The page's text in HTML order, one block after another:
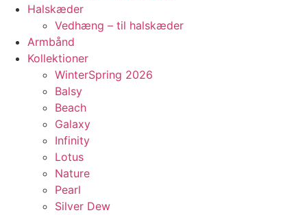
Halskæder
Vedhæng – til halskæder
Armbånd
Kollektioner
WinterSpring 2026
Balsy
Beach
Galaxy
Infinity
Lotus
Nature
Pearl
Silver Dew